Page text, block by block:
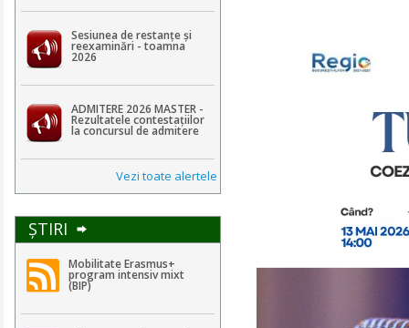
Sesiunea de restanțe și
reexaminări - toamna
2026
ADMITERE 2026 MASTER -
Rezultatele contestaţiilor
la concursul de admitere
Vezi toate alertele
ŞTIRI
Mobilitate Erasmus+
program intensiv mixt
(BIP)